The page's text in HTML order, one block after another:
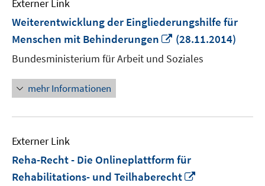
Externer Link
Weiterentwicklung der Eingliederungshilfe für
Menschen mit Behinderungen
In
neuem
Fenster
(28.11.2014)
Bundesministerium für Arbeit und Soziales
mehr Informationen
Externer Link
Reha-Recht - Die Onlineplattform für
Rehabilitations- und Teilhaberecht